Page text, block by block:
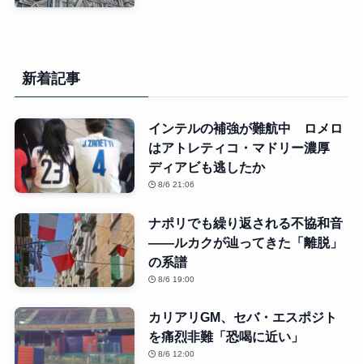
新着記事
インテルの補強が難航中 ロメロ
はアトレティコ・マドリー濃厚
ディアビも逃したか
8/6 21:06
ナポリでも繰り返される不協和音
――ルカクが辿ってきた「離脱」
の系譜
8/6 19:00
カリアリGM、セバ・エスポジト
を痛烈非難「恐喝に近い」
8/6 12:00